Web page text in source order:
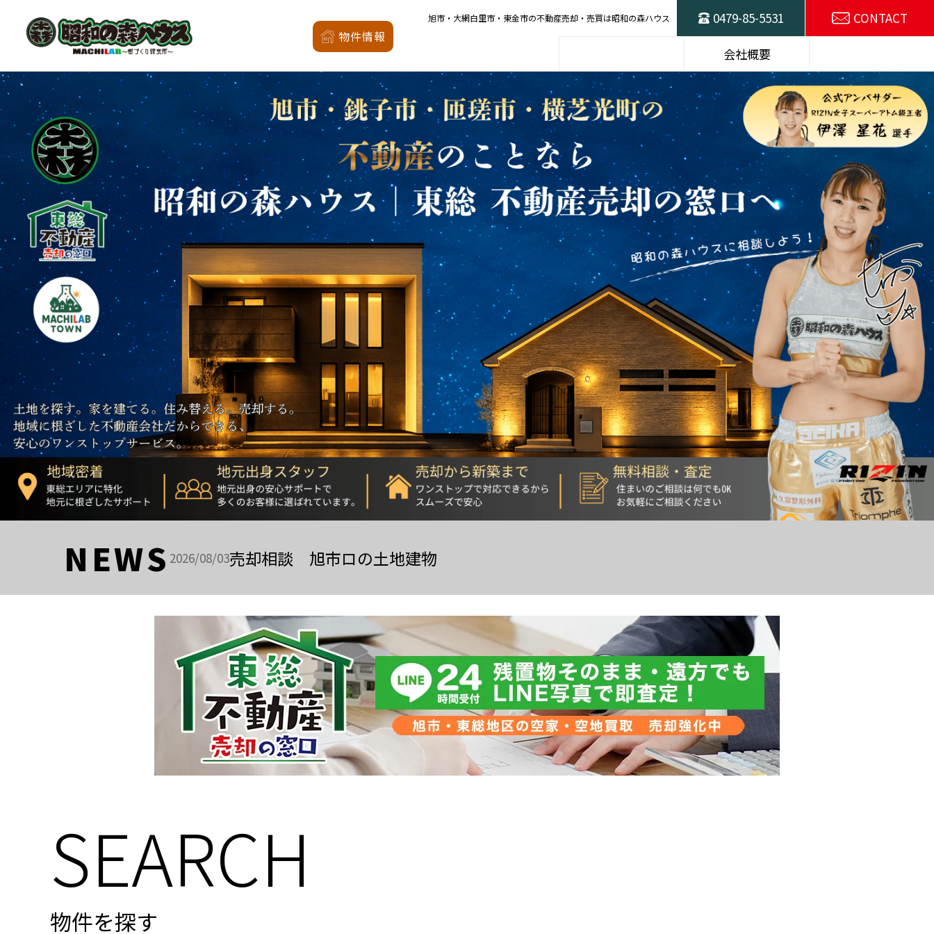
昭和の森ハウスの
家
モデルハウス 厳選プラン 建物仕様 施工例
会社概要
会社概要 店舗案内 スタッフ紹介 SDGsの取り組み
東総不動産売却の
窓口
物件情報
旭市・大網白里市・東金市の不動産売却・売買は昭和の森ハウス 0479-85-5531 CONTACT
NEWS 2026/08/03売却相談 旭市ロの土地建物
SEARCH
物件を探す